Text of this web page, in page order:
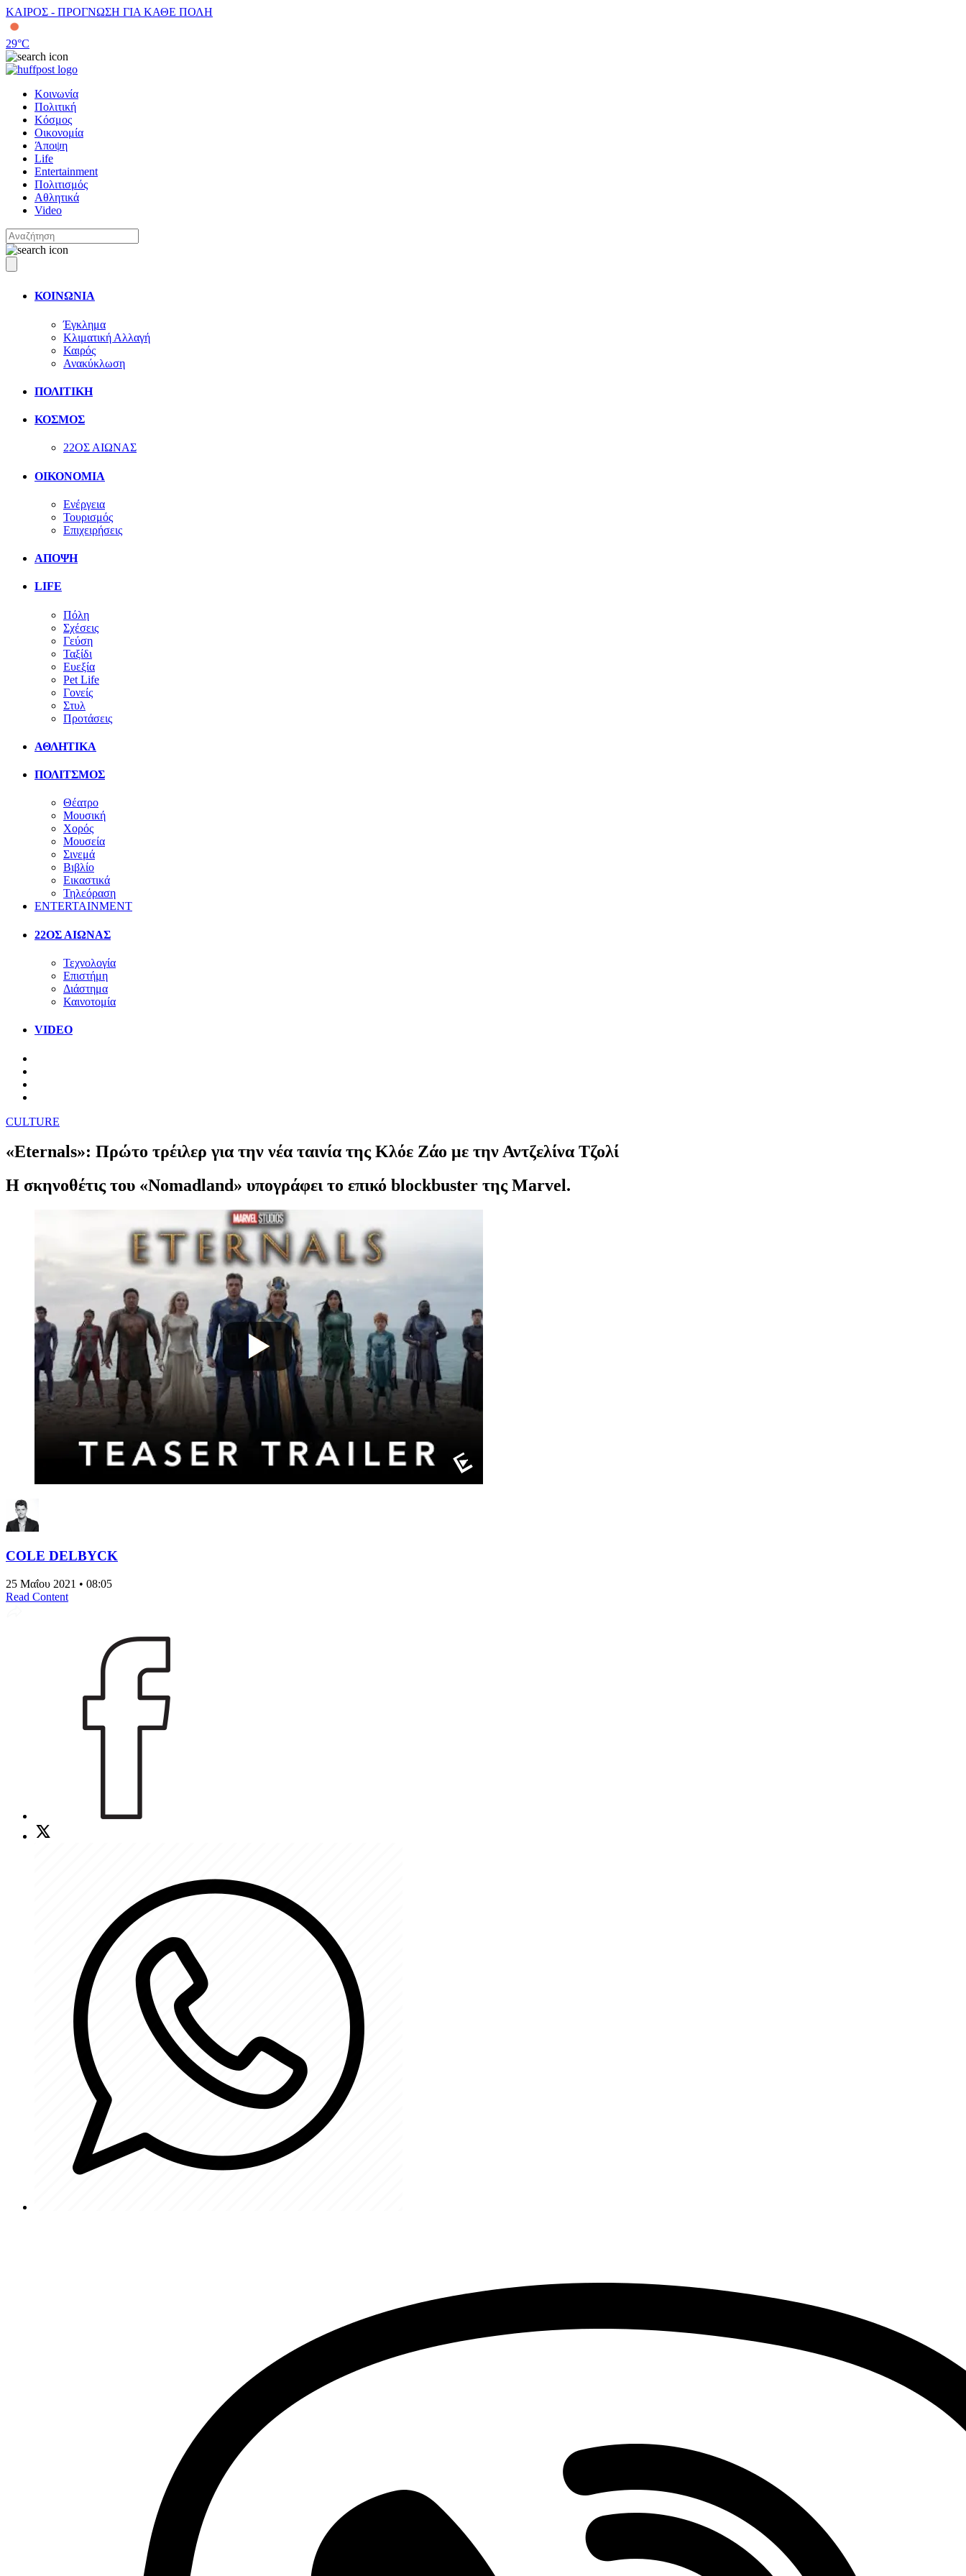
ΚΑΙΡΟΣ - ΠΡΟΓΝΩΣΗ ΓΙΑ ΚΑΘΕ ΠΟΛΗ
29°C
Κοινωνία
Πολιτική
Κόσμος
Οικονομία
Άποψη
Life
Entertainment
Πολιτισμός
Αθλητικά
Video
ΚΟΙΝΩΝΙΑ
Έγκλημα
Κλιματική Αλλαγή
Καιρός
Ανακύκλωση
ΠΟΛΙΤΙΚΗ
ΚΟΣΜΟΣ
22ΟΣ ΑΙΩΝΑΣ
ΟΙΚΟΝΟΜΙΑ
Ενέργεια
Τουρισμός
Επιχειρήσεις
ΑΠΟΨΗ
LIFE
Πόλη
Σχέσεις
Γεύση
Ταξίδι
Ευεξία
Pet Life
Γονείς
Στυλ
Προτάσεις
ΑΘΛΗΤΙΚΑ
ΠΟΛΙΤΣΜΟΣ
Θέατρο
Μουσική
Χορός
Μουσεία
Σινεμά
Βιβλίο
Εικαστικά
Τηλεόραση
ENTERTAINMENT
22ΟΣ ΑΙΩΝΑΣ
Τεχνολογία
Επιστήμη
Διάστημα
Καινοτομία
VIDEO
CULTURE
«Eternals»: Πρώτο τρέιλερ για την νέα ταινία της Κλόε Ζάο με την Αντζελίνα Τζολί
Η σκηνοθέτις του «Nomadland» υπογράφει το επικό blockbuster της Marvel.
COLE DELBYCK
25 Μαΐου 2021 • 08:05
Read Content